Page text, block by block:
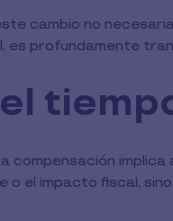
cambio no
es profundamente
compensación implica
o el impacto fiscal, sino